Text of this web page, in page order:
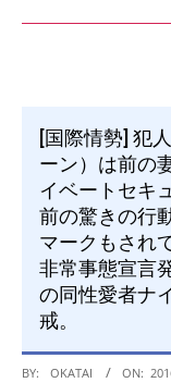
[国際情勢] 犯
ーン）は前の
イベートセキ
前の驚きの行
マークもされ
非常事態宣言
の同性愛者ナ
戒。
2016-
BY: OKATAI ON: